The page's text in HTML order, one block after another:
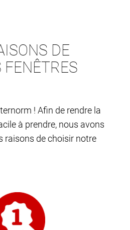
DE
FENÊTRES
! Afin de rendre la
à prendre, nous avons
raisons de choisir notre